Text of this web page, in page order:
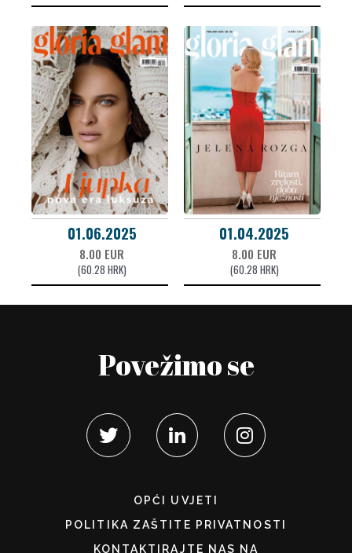
01.06.2025
8.00 EUR
(60.28 HRK)
01.04.2025
8.00 EUR
(60.28 HRK)
Povežimo se
OPĆI UVJETI
POLITIKA ZAŠTITE PRIVATNOSTI
KONTAKTIRAJTE NAS NA